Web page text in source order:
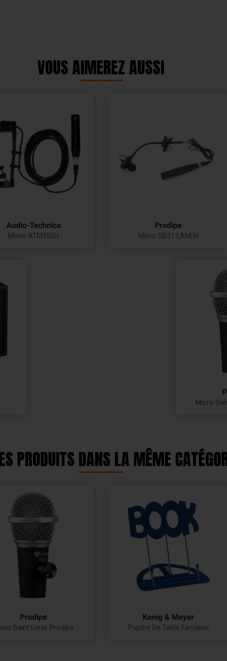
VOUS AIMEREZ AUSSI
Audio-Technica
Micro ATM350U
Prodipe
Micro SB21 LANEN
Micro
PRODUITS DANS LA MÊME
Prodipe
Saint Louis Prodipe
Konig & Meyer
Pupitre De Table Fantaisie